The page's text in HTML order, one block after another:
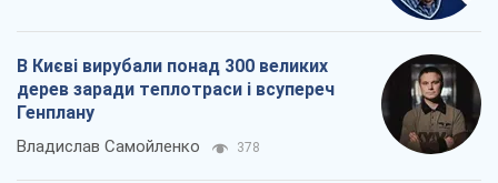
В Києві вирубали понад 300 великих
дерев заради теплотраси і всупереч
Генплану
Владислав Самойленко 378